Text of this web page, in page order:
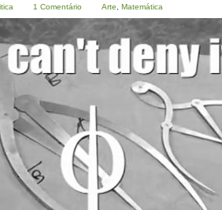
1 Comentário Arte Matemática